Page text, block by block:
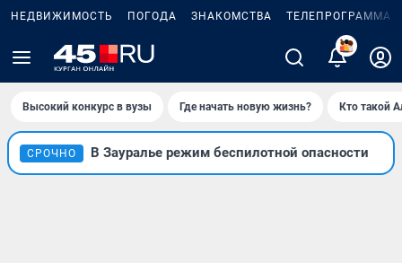
НЕДВИЖИМОСТЬ ПОГОДА ЗНАКОМСТВА ТЕЛЕПРОГРАММА
2
Высокий конкурс в вузы Где начать новую жизнь? Кто такой
СРОЧНО В Зауралье режим беспилотной опасности